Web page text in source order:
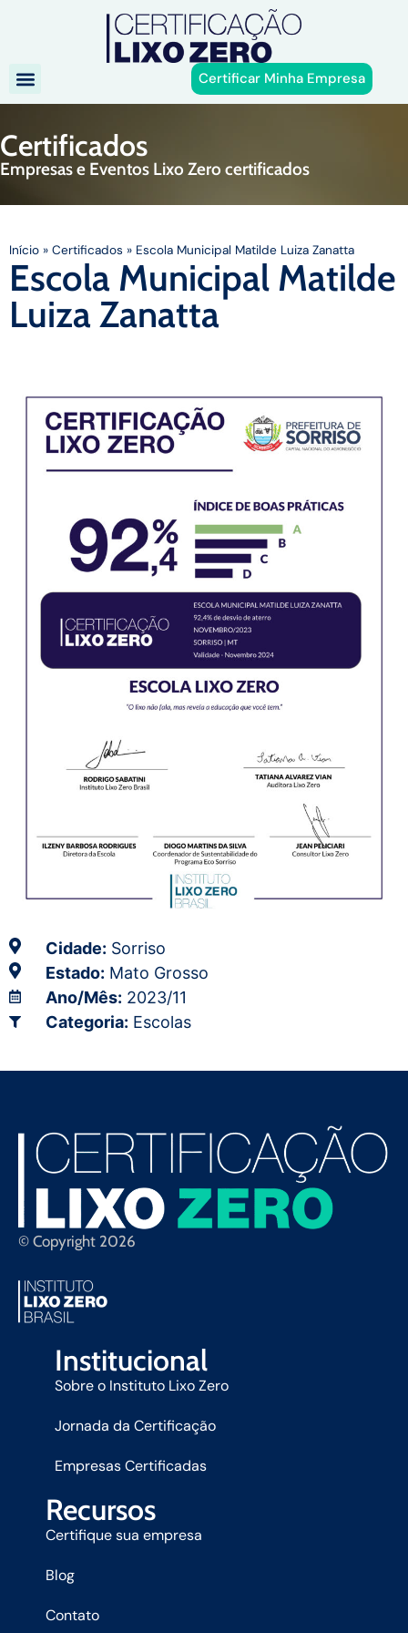
Certificar Minha Empresa
Certificados
Empresas e Eventos Lixo Zero certificados
Início » Certificados » Escola Municipal Matilde Luiza Zanatta
Escola Municipal Matilde
Luiza Zanatta
Cidade: Sorriso
Estado: Mato Grosso
Ano/Mês: 2023/11
Categoria: Escolas
© Copyright 2026
Institucional
Sobre o Instituto Lixo Zero
Jornada da Certificação
Empresas Certificadas
Recursos
Certifique sua empresa
Blog
Contato